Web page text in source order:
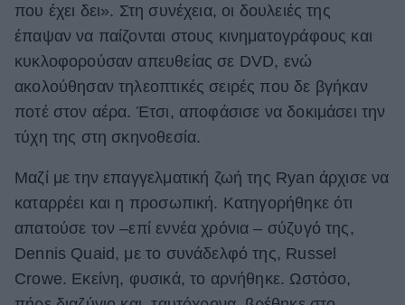
που έχει δει». Στη συνέχεια, οι δουλειές της
έπαψαν να παίζονται στους κινηματογράφους και
κυκλοφορούσαν απευθείας σε DVD, ενώ
ακολούθησαν τηλεοπτικές σειρές που δε βγήκαν
ποτέ στον αέρα. Έτσι, αποφάσισε να δοκιμάσει την
τύχη της στη σκηνοθεσία.
Μαζί με την επαγγελματική ζωή της Ryan άρχισε να
καταρρέει και η προσωπική. Κατηγορήθηκε ότι
απατούσε τον –επί εννέα χρόνια – σύζυγό της,
Dennis Quaid, με το συνάδελφό της, Russel
Crowe. Εκείνη, φυσικά, το αρνήθηκε. Ωστόσο,